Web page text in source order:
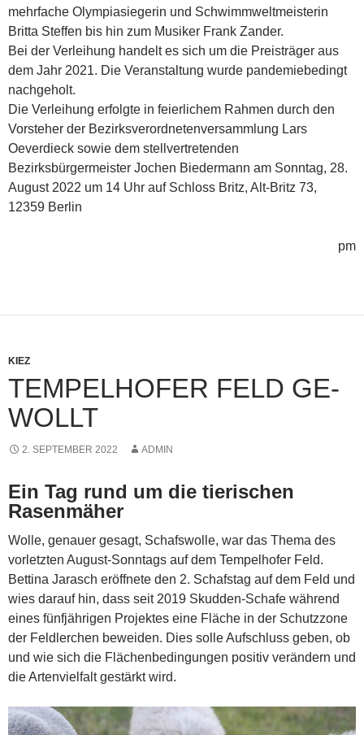
mehrfache Olympiasiegerin und Schwimmweltmeisterin
Britta Steffen bis hin zum Musiker Frank Zander.
Bei der Verleihung handelt es sich um die Preisträger aus
dem Jahr 2021. Die Veranstaltung wurde pandemiebedingt
nachgeholt.
Die Verleihung erfolgte in feierlichem Rahmen durch den
Vorsteher der Bezirksverordnetenversammlung Lars
Oeverdieck sowie dem stellvertretenden
Bezirksbürgermeister Jochen Biedermann am Sonntag, 28.
August 2022 um 14 Uhr auf Schloss Britz, Alt-Britz 73,
12359 Berlin
pm
KIEZ
TEMPELHOFER FELD GE-
WOLLT
2. SEPTEMBER 2022 ADMIN
Ein Tag rund um die tierischen
Rasenmäher
Wolle, genauer gesagt, Schafswolle, war das Thema des
vorletzten August-Sonntags auf dem Tempelhofer Feld.
Bettina Jarasch eröffnete den 2. Schafstag auf dem Feld und
wies darauf hin, dass seit 2019 Skudden-Schafe während
eines fünfjährigen Projektes eine Fläche in der Schutzzone
der Feldlerchen beweiden. Dies solle Aufschluss geben, ob
und wie sich die Flächenbedingungen positiv verändern und
die Artenvielfalt gestärkt wird.